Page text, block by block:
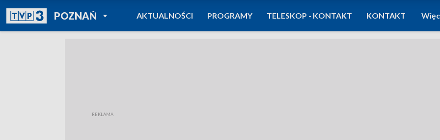
POZNAŃPOWRÓT DO
TVP REGIONY
AKTUALNOŚCI PROGRAMY TELESKOP - KONTAKT KONTAKT